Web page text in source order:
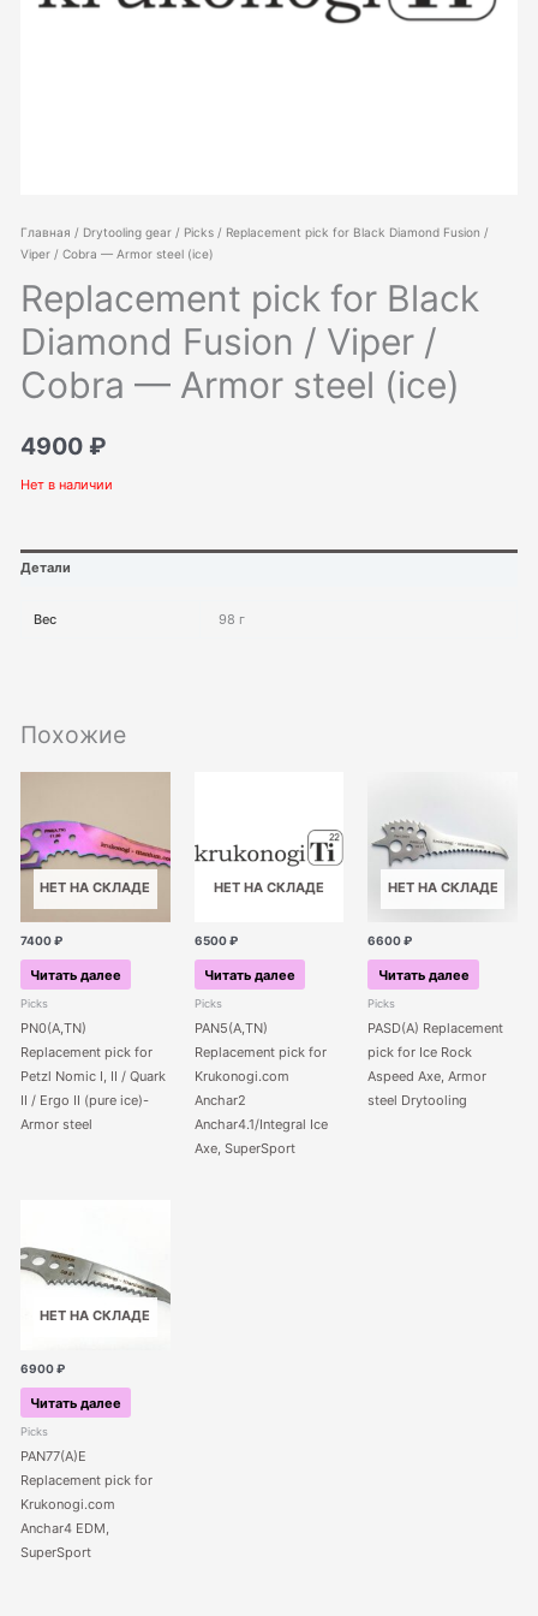
Главная / Drytooling gear/ Picks/ Replacement pick for Black Diamond Fusion /
Viper / Cobra — Armor steel (ice)
Replacement pick for Black
Diamond Fusion / Viper /
Cobra — Armor steel (ice)
4900 ₽
Нет в наличии
Детали
Вес 98 г
Похожие
НЕТ НА СКЛАДЕ
7400₽
Читать далее
Picks
PN0(A,TN)
Replacement pick for
Petzl Nomic I, II / Quark
II / Ergo II (pure ice)-
Armor steel
НЕТ НА СКЛАДЕ
6500₽
Читать далее
Picks
PAN5(A,TN)
Replacement pick for
Krukonogi.com
Anchar2
Anchar4.1/Integral Ice
Axe, SuperSport
НЕТ НА СКЛАДЕ
6600₽
Читать далее
Picks
PASD(A) Replacement
pick for Ice Rock
Aspeed Axe, Armor
steel Drytooling
НЕТ НА СКЛАДЕ
6900₽
Читать далее
Picks
PAN77(A)E
Replacement pick for
Krukonogi.com
Anchar4 EDM,
SuperSport